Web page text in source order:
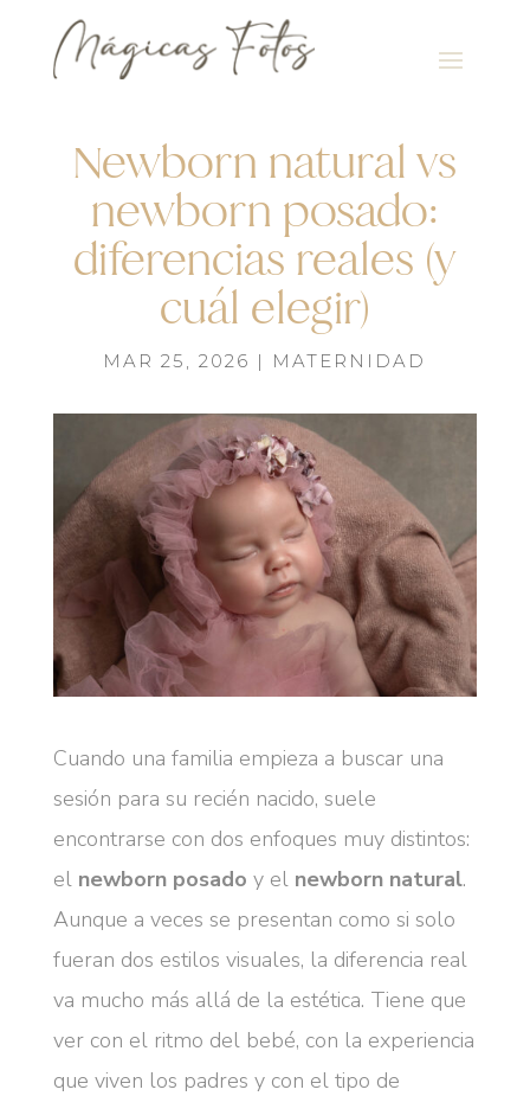
Newborn natural vs
newborn posado:
diferencias reales (y
cuál elegir)
MAR 25, 2026 | MATERNIDAD
Cuando una familia empieza a buscar una
sesión para su recién nacido, suele
encontrarse con dos enfoques muy distintos:
el newborn posado y el newborn natural.
Aunque a veces se presentan como si solo
fueran dos estilos visuales, la diferencia real
va mucho más allá de la estética. Tiene que
ver con el ritmo del bebé, con la experiencia
que viven los padres y con el tipo de